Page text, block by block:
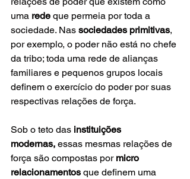
uma rede que permeia por toda a
sociedade. Nas sociedades primitivas,
por exemplo, o poder não está no chefe
da tribo; toda uma rede de alianças
familiares e pequenos grupos locais
definem o exercício do poder por suas
respectivas relações de força.
Sob o teto das instituições
modernas, essas mesmas relações de
força são compostas por micro
relacionamentos que definem uma